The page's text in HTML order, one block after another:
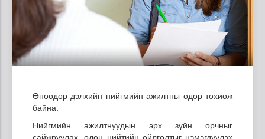
Өнөөдөр дэлхийн нийгмийн ажилтны өдөр тохиож
байна.
Нийгмийн ажилтнуудын эрх зүйн орчныг
сайжруулах, олон нийтийн ойлголтыг нэмэгдүүлэх